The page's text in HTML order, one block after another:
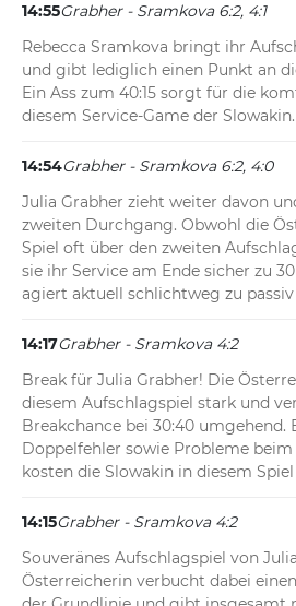
14:55Grabher - Sramkova 6:2, 4:1
Rebecca Sramkova bringt ihr
und gibt lediglich einen Punkt an
Ein Ass zum 40:15 sorgt für die
diesem Service-Game der Slowakin.
14:54Grabher - Sramkova 6:2, 4:0
Julia Grabher zieht weiter davon
zweiten Durchgang. Obwohl die
Spiel oft über den zweiten
sie ihr Service am Ende sicher zu
agiert aktuell schlichtweg zu passiv
14:17Grabher - Sramkova 4:2
Break für Julia Grabher! Die
diesem Aufschlagspiel stark und
Breakchance bei 30:40 umgehend.
Doppelfehler sowie Probleme
kosten die Slowakin in diesem Spiel
14:15Grabher - Sramkova 4:2
Souveränes Aufschlagspiel von
Österreicherin verbucht dabei